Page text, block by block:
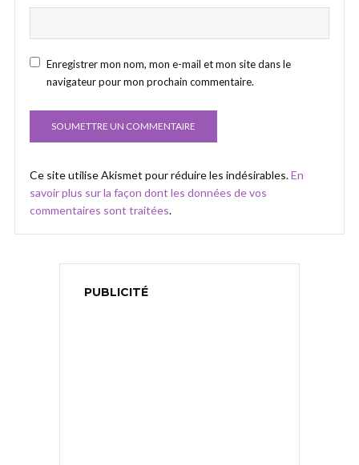
Enregistrer mon nom, mon e-mail et mon site dans le
navigateur pour mon prochain commentaire.
Ce site utilise Akismet pour réduire les indésirables.En
savoir plus sur la façon dont les données de vos
commentaires sont traitées.
PUBLICITÉ